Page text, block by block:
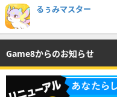
るぅみマスター
Game8からのお知らせ